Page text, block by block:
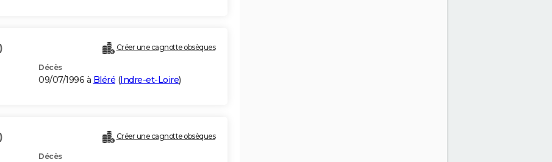
Créer une cagnotte obsèques
Décès
09/07/1996 à Bléré (Indre-et-Loire)
Créer une cagnotte obsèques
Décès